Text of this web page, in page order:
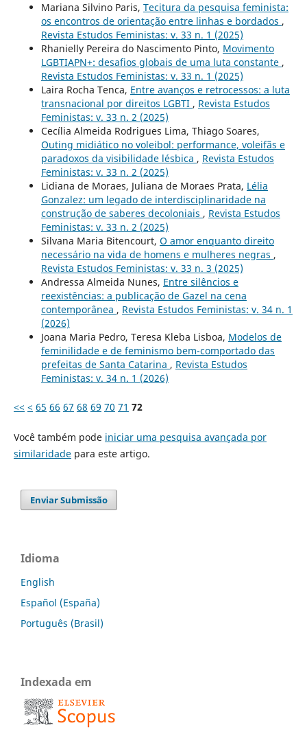
Mariana Silvino Paris, Tecitura da pesquisa feminista:
os encontros de orientação entre linhas e bordados ,
Revista Estudos Feministas: v. 33 n. 1 (2025)
Rhanielly Pereira do Nascimento Pinto, Movimento
LGBTIAPN+: desafios globais de uma luta constante ,
Revista Estudos Feministas: v. 33 n. 1 (2025)
Laira Rocha Tenca, Entre avanços e retrocessos: a luta
transnacional por direitos LGBTI , Revista Estudos
Feministas: v. 33 n. 2 (2025)
Cecília Almeida Rodrigues Lima, Thiago Soares,
Outing midiático no voleibol: performance, voleifãs e
paradoxos da visibilidade lésbica , Revista Estudos
Feministas: v. 33 n. 2 (2025)
Lidiana de Moraes, Juliana de Moraes Prata, Lélia
Gonzalez: um legado de interdisciplinaridade na
construção de saberes decoloniais , Revista Estudos
Feministas: v. 33 n. 2 (2025)
Silvana Maria Bitencourt, O amor enquanto direito
necessário na vida de homens e mulheres negras ,
Revista Estudos Feministas: v. 33 n. 3 (2025)
Andressa Almeida Nunes, Entre silêncios e
reexistências: a publicação de Gazel na cena
contemporânea , Revista Estudos Feministas: v. 34 n. 1
(2026)
Joana Maria Pedro, Teresa Kleba Lisboa, Modelos de
feminilidade e de feminismo bem-comportado das
prefeitas de Santa Catarina , Revista Estudos
Feministas: v. 34 n. 1 (2026)
<< < 65 66 67 68 69 70 71 72
Você também pode iniciar uma pesquisa avançada por
similaridadepara este artigo.
Enviar Submissão
Idioma
English
Español (España)
Português (Brasil)
Indexada em